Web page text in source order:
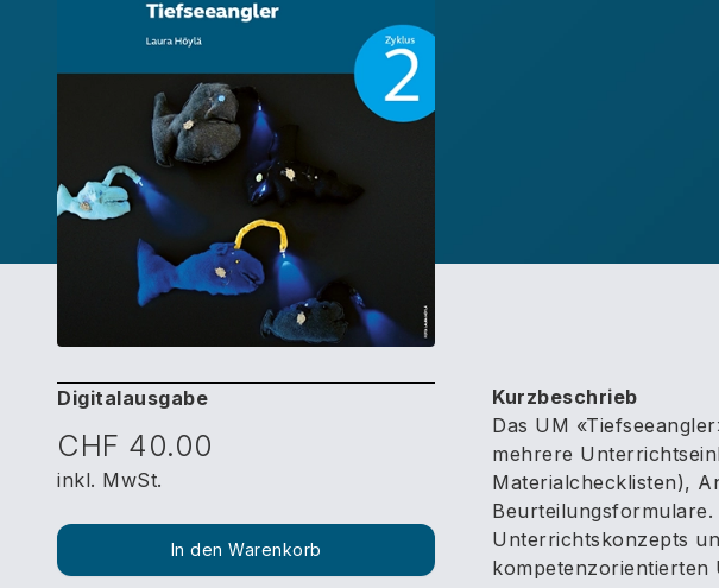
Kurzbeschrieb
Das UM
mehrere
Materialchecklisten),
Unterrichtskonzepts
kompetenzorientierten
Digitalausgabe
CHF 40.00
inkl. MwSt.
In den Warenkorb